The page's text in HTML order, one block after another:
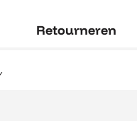
Retourneren